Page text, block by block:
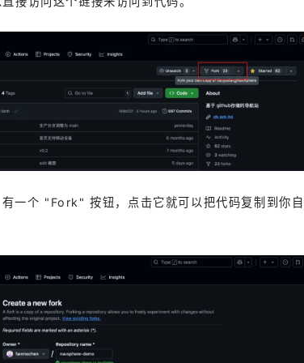
有一个 "Fork" 按钮，点击它就可以把代码复制到你